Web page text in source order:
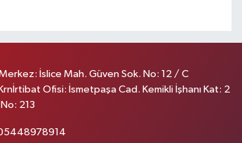
İslice Mah. Güven Sok. No: 12 / C
Ofisi: İsmetpaşa Cad. Kemikli İşhanı Kat: 2
No: 213